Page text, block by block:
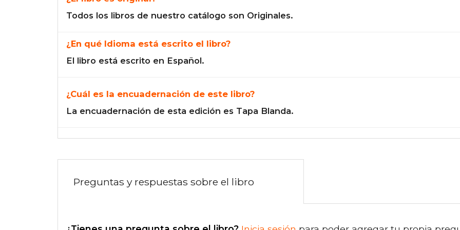
Todos los libros de nuestro catálogo son Originales.
¿En qué Idioma está escrito el libro?
El libro está escrito en Español.
¿Cuál es la encuadernación de este libro?
La encuadernación de esta edición es Tapa Blanda.
Preguntas y respuestas sobre el libro